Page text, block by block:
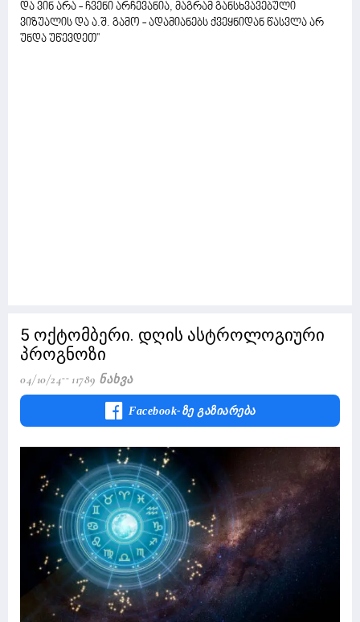
და ვინ არა - ჩვენი არჩევანია, მაგრამ განსხვავებული
ვიზუალის და ა.შ. გამო - ადამიანებს ქვეყნიდან წასვლა არ
უნდა უწევდეთ''
5 ოქტომბერი. დღის ასტროლოგიური
პროგნოზი
04/10/24 11789 Ნახვა
Facebook-Ზე Გაზიარება